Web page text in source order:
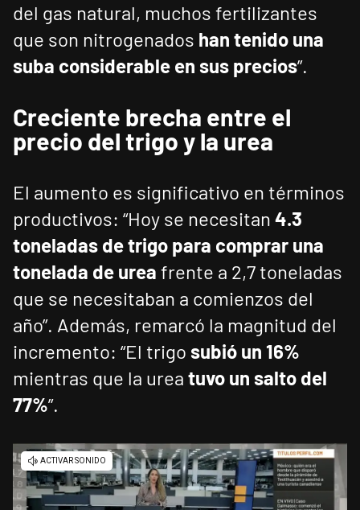
del gas natural, muchos fertilizantes
que son nitrogenados han tenido una
suba considerable en sus precios”.
Creciente brecha entre el
precio del trigo y la urea
El aumento es significativo en términos
productivos: “Hoy se necesitan 4.3
toneladas de trigo para comprar una
tonelada de urea frente a 2,7 toneladas
que se necesitaban a comienzos del
año”. Además, remarcó la magnitud del
incremento: “El trigo subió un 16%
mientras que la urea tuvo un salto del
77%”.